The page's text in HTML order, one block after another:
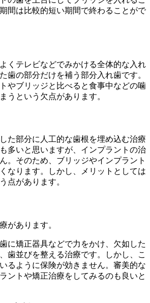
間は比較的短い期間で終わることがで
くテレビなどでみかける全体的な入れ
歯の部分だけを補う部分入れ歯です。
やブリッジと比べると食事中などの噛
うという欠点があります。
た部分に人工的な歯根を埋め込む治療
多いと思いますが、インプラントの治
。そのため、ブリッジやインプラント
なります。しかし、メリットとしては
点があります。
があります。
に矯正器具などで力をかけ、欠如した
歯並びを整える治療です。しかし、こ
るように保険が効きません。審美的な
ントや矯正治療をしてみるのも良いと